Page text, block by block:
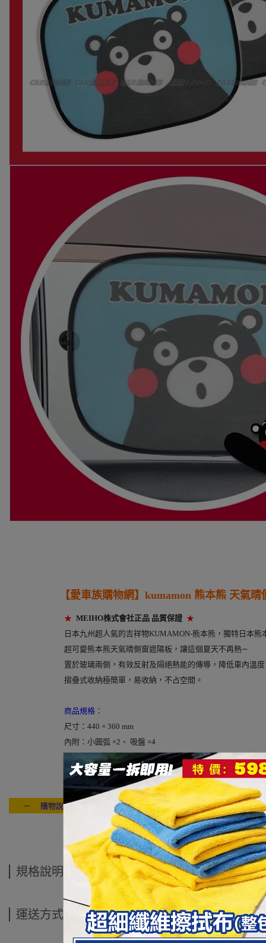
【愛車族購物網】 kumamon 熊本熊 天氣晴
★ MEIHO株式會社正品 品質保證 ★
日本九州超人氣的吉祥物KUMAMON-熊本熊 ， 獨特日本熊
超可愛熊本熊天氣晴側窗遮陽板 ， 讓這個夏天不再熱∼
置於玻璃兩側，有效反射及隔絕熱能的傳導，降低車內溫
摺疊式收納極簡單，易收納，不占空間 。
商品規格：
尺寸：440 × 360 mm
內附：小圓弧 ×2、 吸盤 ×4
－ 購物說明：付款方式 / 交貨方式 / 退換貨說明 / 售後服務 / 連絡我們
規格說明
運送方式